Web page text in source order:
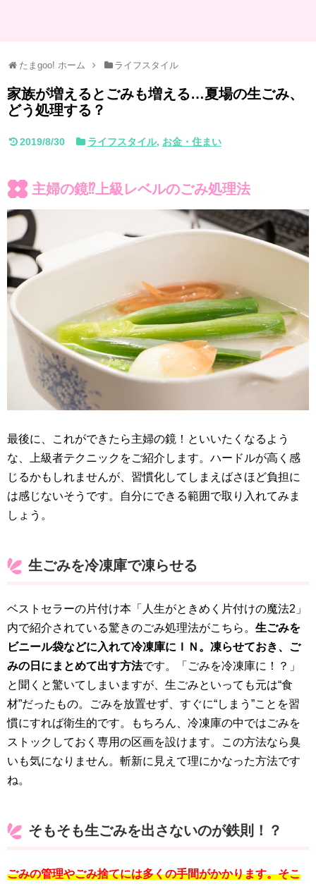
たまgoo! ホーム ライフスタイル
家族が増えるとごみも増える…夏場の生ごみ、
どう処理する？
2019/8/30 ライフスタイル, お金・住まい
主婦の鏡⁉上級レベルのごみ処理法
最後に、これができたら主婦の鏡！といいたくなるよう
な、上級者テクニックをご紹介します。ハードルが高く感
じるかもしれませんが、習慣化してしまえばさほど負担に
は感じないそうです。自分にできる範囲で取り入れてみま
しょう。
生ごみを冷凍庫で凍らせる
ベストセラーの片付け本「人生がときめく片付けの魔法2」
内で紹介されている驚きのごみ処理法がこちら。 生ごみを
ビニール袋などに入れて冷凍庫にＩＮ。凍らせておき、ご
みの日にまとめて出す方法です。「ごみを冷凍庫に！？」
と聞くと驚いてしまいますが、生ごみといっても元は“食
材”だったもの。ごみを放置せず、すぐに“しまう”ことを習
慣にすれば衛生的です。もちろん、冷凍庫の中ではごみを
ストックしておく専用の区画を設けます。この方法なら臭
いも気になりません。斬新に見えて理にかなった方法です
ね。
そもそも生ごみを出さないのが鉄則！？
ごみの管理やごみ捨てには多くの手間がかかります。そこ